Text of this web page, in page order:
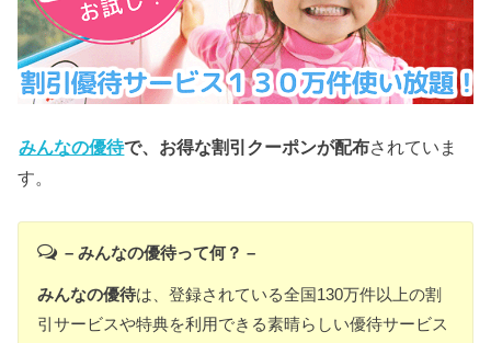
みんなの優待で、お得な割引クーポンが配布されていま
す。
– みんなの優待って何？ –
みんなの優待は、登録されている全国130万件以上の割
引サービスや特典を利用できる素晴らしい優待サービス